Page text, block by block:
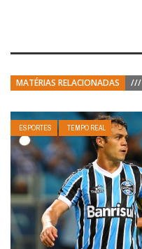
MATÉRIAS RELACIONADAS ///
ESPORTES TEMPO REAL